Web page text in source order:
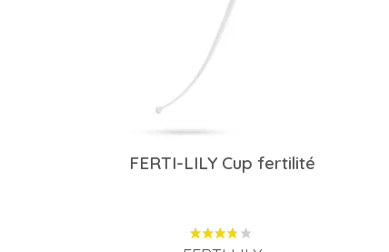
FERTI-LILY Cup fertilité